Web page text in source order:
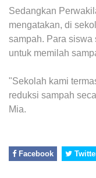
Sedangkan
mengatakan, di
sampah. Para
untuk memilah
"Sekolah kami
reduksi sampah
Mia.
Facebook